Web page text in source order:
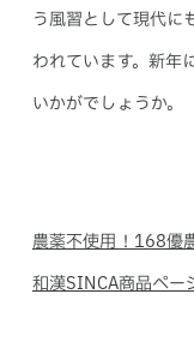
う風習として現代に
われています。新年
いかがでしょうか。
農薬不使用！168優
和漢SINCA商品ペー